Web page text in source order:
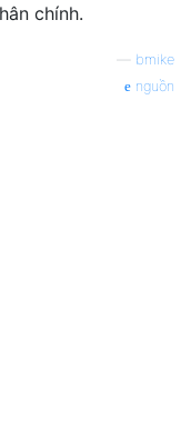
chính.
bmike
nguồn